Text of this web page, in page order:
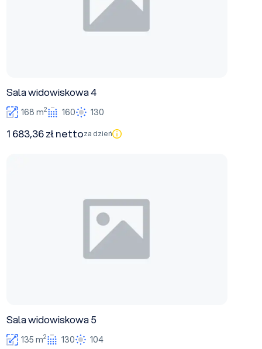
Sala widowiskowa 4
168 m2 160 130
1 683,36 zł nettoza dzień
Sala widowiskowa 5
135 m2 130 104